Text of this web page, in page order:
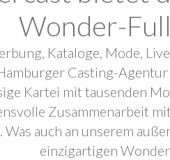
Wonder-
Kataloge, Mode,
Casting-
Kartei mit tausenden
Zusammenarbeit
auch an unserem
einzigartigen